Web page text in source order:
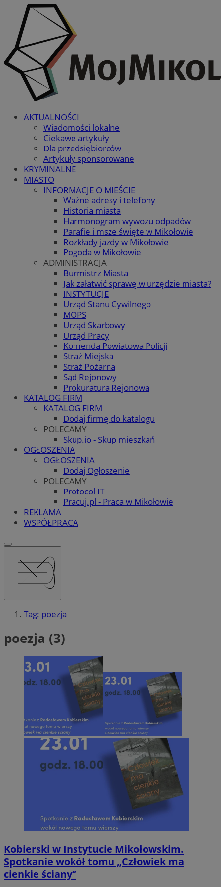
AKTUALNOŚCI
Wiadomości lokalne
Ciekawe artykuły
Dla przedsiębiorców
Artykuły sponsorowane
KRYMINALNE
MIASTO
INFORMACJE O MIEŚCIE
Ważne adresy i telefony
Historia miasta
Harmonogram wywozu odpadów
Parafie i msze święte w Mikołowie
Rozkłady jazdy w Mikołowie
Pogoda w Mikołowie
ADMINISTRACJA
Burmistrz Miasta
Jak załatwić sprawę w urzędzie miasta?
INSTYTUCJE
Urząd Stanu Cywilnego
MOPS
Urząd Skarbowy
Urząd Pracy
Komenda Powiatowa Policji
Straż Miejska
Straż Pożarna
Sąd Rejonowy
Prokuratura Rejonowa
KATALOG FIRM
KATALOG FIRM
Dodaj firmę do katalogu
POLECAMY
Skup.io - Skup mieszkań
OGŁOSZENIA
OGŁOSZENIA
Dodaj Ogłoszenie
POLECAMY
Protocol IT
Pracuj.pl - Praca w Mikołowie
REKLAMA
WSPÓŁPRACA
Tag: poezja
poezja (3)
Kobierski w Instytucie Mikołowskim.
Spotkanie wokół tomu „Człowiek ma
cienkie ściany”